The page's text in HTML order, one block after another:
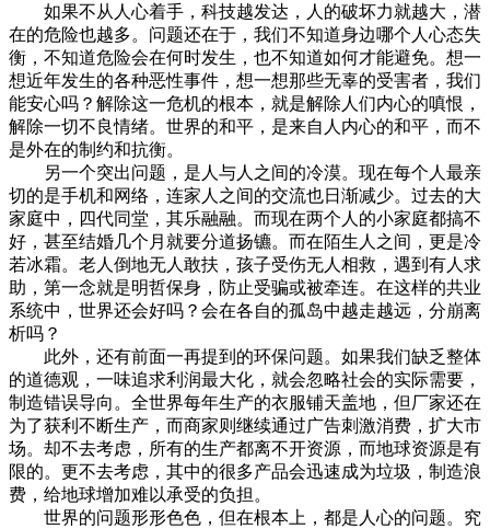
如果不从人心着手，科技越发达，人的破坏力就越大，潜
在的危险也越多。问题还在于，我们不知道身边哪个人心态失
衡，不知道危险会在何时发生，也不知道如何才能避免。想一
想近年发生的各种恶性事件，想一想那些无辜的受害者，我们
能安心吗？解除这一危机的根本，就是解除人们内心的嗔恨，
解除一切不良情绪。世界的和平，是来自人内心的和平，而不
是外在的制约和抗衡。
另一个突出问题，是人与人之间的冷漠。现在每个人最亲
切的是手机和网络，连家人之间的交流也日渐减少。过去的大
家庭中，四代同堂，其乐融融。而现在两个人的小家庭都搞不
好，甚至结婚几个月就要分道扬镳。而在陌生人之间，更是冷
若冰霜。老人倒地无人敢扶，孩子受伤无人相救，遇到有人求
助，第一念就是明哲保身，防止受骗或被牵连。在这样的共业
系统中，世界还会好吗？会在各自的孤岛中越走越远，分崩离
析吗？
此外，还有前面一再提到的环保问题。如果我们缺乏整体
的道德观，一味追求利润最大化，就会忽略社会的实际需要，
制造错误导向。全世界每年生产的衣服铺天盖地，但厂家还在
为了获利不断生产，而商家则继续通过广告刺激消费，扩大市
场。却不去考虑，所有的生产都离不开资源，而地球资源是有
限的。更不去考虑，其中的很多产品会迅速成为垃圾，制造浪
费，给地球增加难以承受的负担。
世界的问题形形色色，但在根本上，都是人心的问题。究